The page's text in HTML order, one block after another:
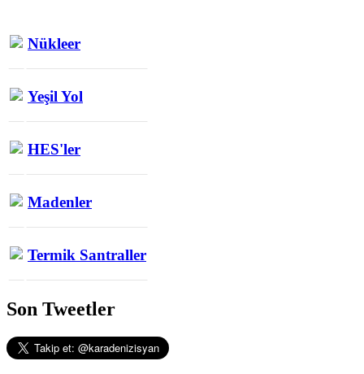
Nükleer
Yeşil Yol
HES'ler
Madenler
Termik Santraller
Son Tweetler